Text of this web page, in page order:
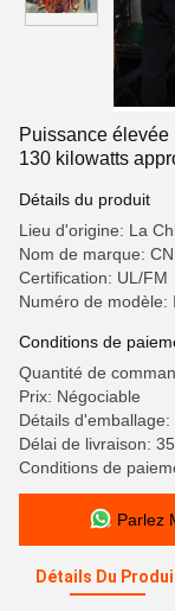
Puissance
130 kilowatts
Détails du produit
Lieu d'origine: La
Nom de marque:
Certification: UL/FM
Numéro de modèle:
Conditions de
Quantité de
Prix: Négociable
Détails
Délai de livraison:
Conditions de
Parlez
Détails Du